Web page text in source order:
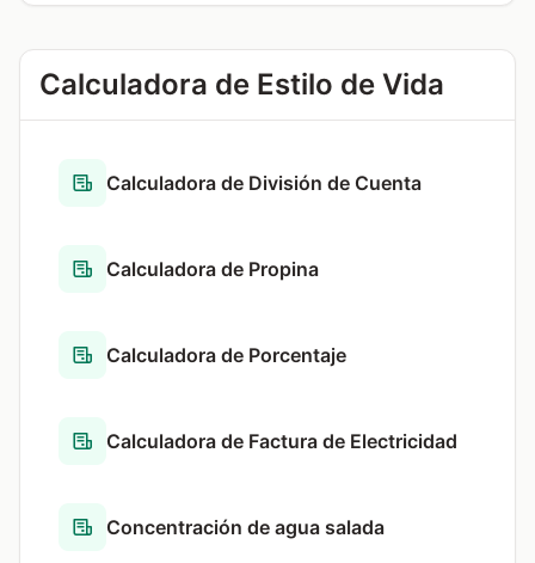
Calculadora de Estilo de Vida
Calculadora de División de Cuenta
Calculadora de Propina
Calculadora de Porcentaje
Calculadora de Factura de Electricidad
Concentración de agua salada